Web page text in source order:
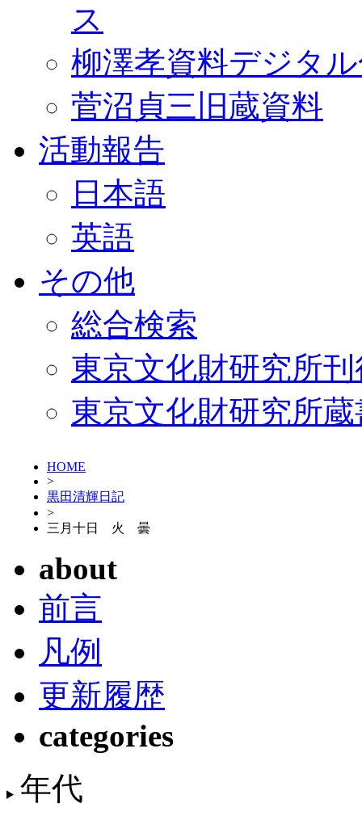
ス
柳澤孝資料デジタ
菅沼貞三旧蔵資料
活動報告
日本語
英語
その他
総合検索
東京文化財研究所
東京文化財研究所
HOME
>
黒田清輝日記
>
三月十日 火 曇
about
前言
凡例
更新履歴
categories
年代